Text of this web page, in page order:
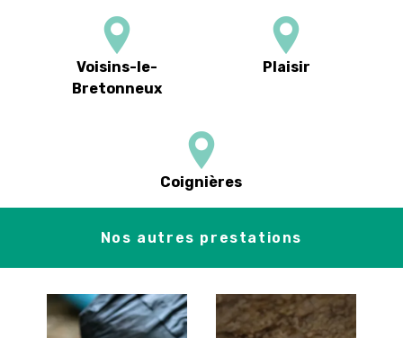
Voisins-le-
Bretonneux
Plaisir
Coignières
Nos autres prestations